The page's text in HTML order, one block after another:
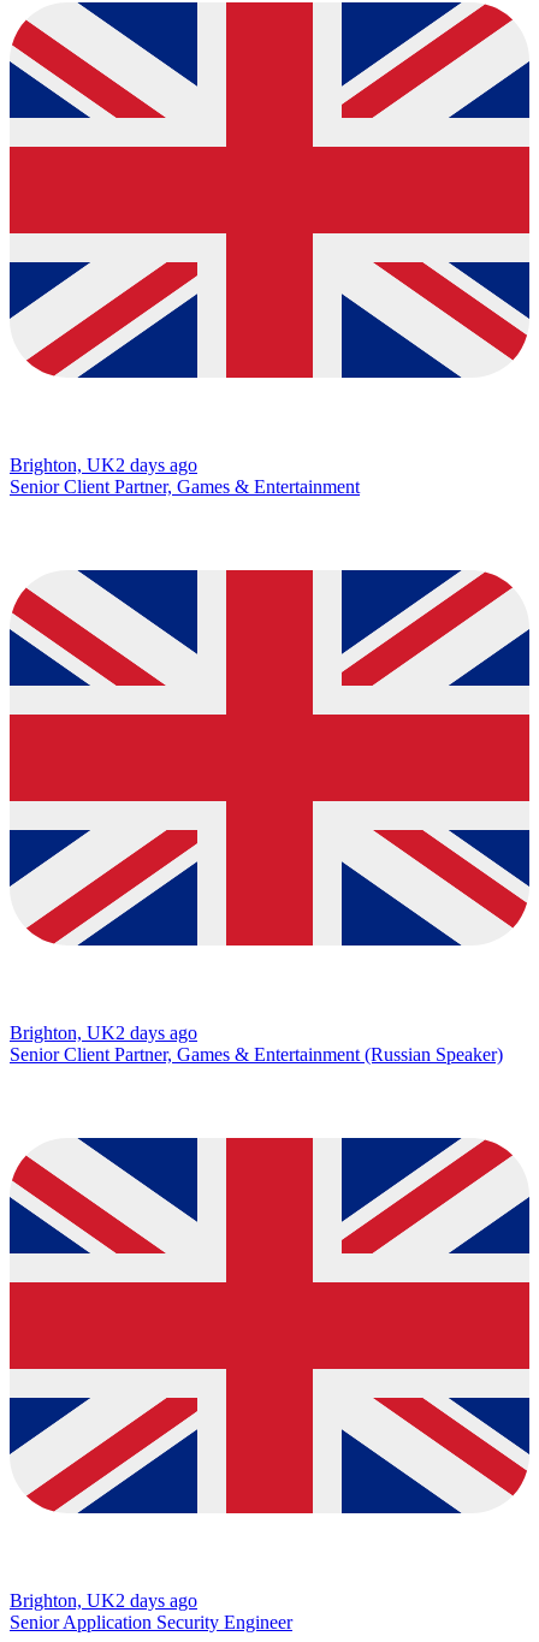
Brighton, UK2 days ago
Senior Client Partner, Games & Entertainment
Brighton, UK2 days ago
Senior Client Partner, Games & Entertainment (Russian Speaker)
Brighton, UK2 days ago
Senior Application Security Engineer